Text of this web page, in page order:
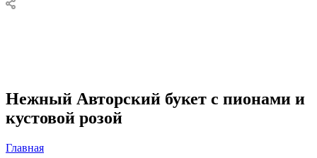
Нежный Авторский букет с пионами и
кустовой розой
Главная